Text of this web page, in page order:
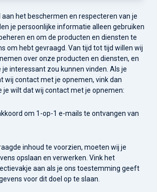
het beschermen en respecteren van je
je persoonlijke informatie alleen gebruiken
en om de producten en diensten te
om hebt gevraagd. Van tijd tot tijd willen wij
over onze producten en diensten, en
interessant zou kunnen vinden. Als je
wij contact met je opnemen, vink dan
je wilt dat wij contact met je opnemen:
om 1-op-1 e-mails te ontvangen van
inhoud te voorzien, moeten wij je
opslaan en verwerken. Vink het
aan als je ons toestemming geeft
voor dit doel op te slaan.